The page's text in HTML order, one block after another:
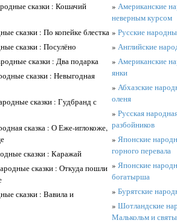
сказки : Кошачий
сказки : По копейке блестка
сказки : Посулёно
сказки : Два подарка
сказки : Невыгодная
сказки : Гудбранд с
сказка : О Еже-иглокоже,
сказки : Каражай
сказки : Откуда пошли
сказки : Вавила и
» Американские
неверным курсом
» Русские
» Английские
» Американские
янки
» Абхазские
оленя
» Русская
разбойников
» Японские
горного перевала
» Японские
богатырша
» Бурятские
» Шотландские
Малькольм и